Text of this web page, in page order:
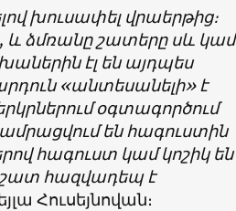
խուսափել վրաերթից։
և ձմռանը շատերը սև կամ
էլ են այդպես
«անտեսանելի» է
օգտագործում
ամրացվում են հագուստին
հագուստ կամ կոշիկ են
շատ հազվադեպ է
Հուսեյնովան։